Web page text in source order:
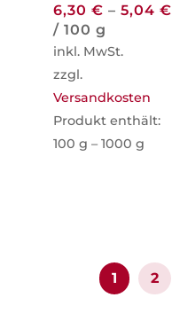
6,30 € – 5,04 €
/ 100 g
inkl. MwSt.
zzgl.
Versandkosten
Produkt enthält:
100 g – 1000 g
1 2